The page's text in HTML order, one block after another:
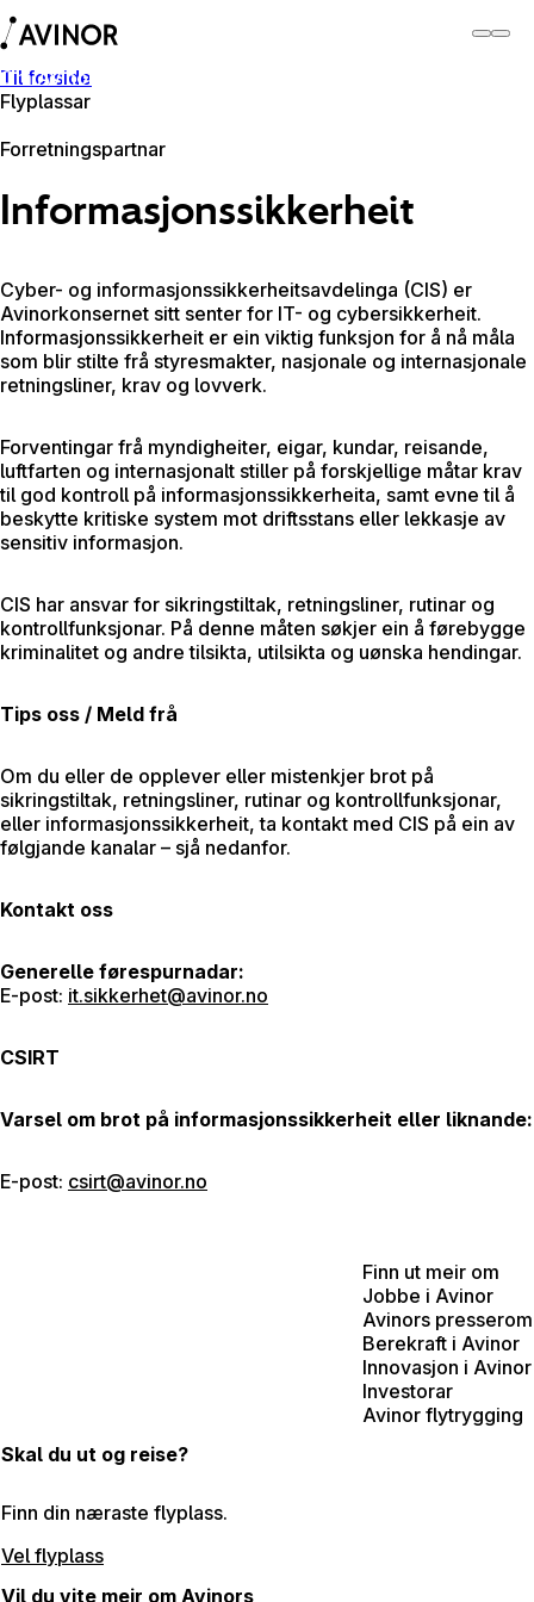
Til forside
Flyplassar
Forretningspartnar
Om Avinor
Informasjonssikkerheit
Cyber- og informasjonssikkerheitsavdelinga (CIS) er
Avinorkonsernet sitt senter for IT- og cybersikkerheit.
Informasjonssikkerheit er ein viktig funksjon for å nå måla
som blir stilte frå styresmakter, nasjonale og internasjonale
retningsliner, krav og lovverk.
Forventingar frå myndigheiter, eigar, kundar, reisande,
luftfarten og internasjonalt stiller på forskjellige måtar krav
til god kontroll på informasjonssikkerheita, samt evne til å
beskytte kritiske system mot driftsstans eller lekkasje av
sensitiv informasjon.
CIS har ansvar for sikringstiltak, retningsliner, rutinar og
kontrollfunksjonar. På denne måten søkjer ein å førebygge
kriminalitet og andre tilsikta, utilsikta og uønska hendingar.
Tips oss / Meld frå
Om du eller de opplever eller mistenkjer brot på
sikringstiltak, retningsliner, rutinar og kontrollfunksjonar,
eller informasjonssikkerheit, ta kontakt med CIS på ein av
følgjande kanalar – sjå nedanfor.
Kontakt oss
Generelle førespurnadar:
E-post: it.sikkerhet@avinor.no
CSIRT
Varsel om brot på informasjonssikkerheit eller liknande:
E-post: csirt@avinor.no
Finn ut meir om
Jobbe i Avinor
Avinors presserom
Berekraft i Avinor
Innovasjon i Avinor
Investorar
Avinor flytrygging
Skal du ut og reise?
Finn din næraste flyplass.
Vel flyplass
Vil du vite meir om Avinors